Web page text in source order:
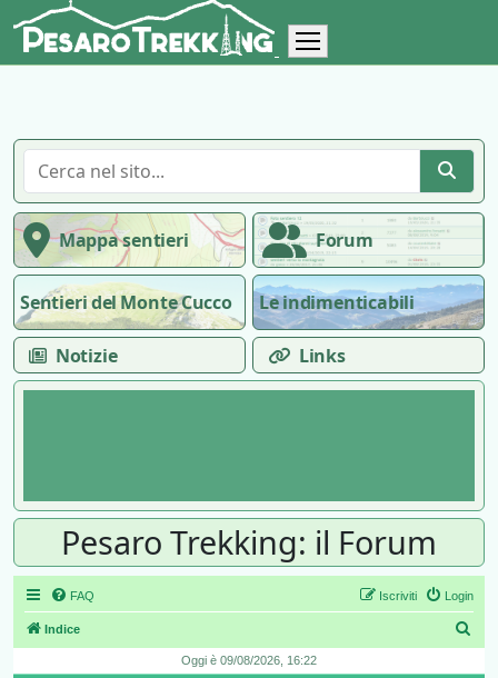
Pesaro Trekking: il Forum
FAQ Login
Iscriviti
Indice
Oggi è 09/08/2026, 16:22
Mappa sentieri Forum
Sentieri del Monte Cucco Le indimenticabili
Notizie Links